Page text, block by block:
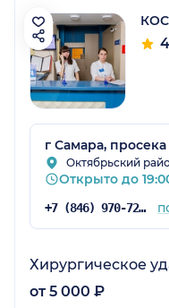
г Самара,
Октябрьский
Открыто до
+7 (846) 970-72-14
Хирургическое
от 5 000 ₽